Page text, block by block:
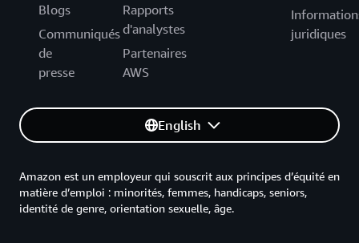
Blogs
Communiqués
de
presse
Rapports
d'analystes
Partenaires
AWS
juridiques
English
Amazon est un employeur qui souscrit aux principes d’équité en
matière d’emploi : minorités, femmes, handicaps, seniors,
identité de genre, orientation sexuelle, âge.